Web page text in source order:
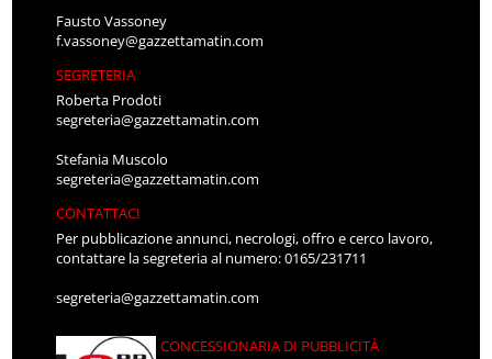
Fausto Vassoney
f.vassoney@gazzettamatin.com
SEGRETERIA
Roberta Prodoti
segreteria@gazzettamatin.com
Stefania Muscolo
segreteria@gazzettamatin.com
CONTATTACI
Per pubblicazione annunci, necrologi, offro e cerco lavoro,
contattare la segreteria al numero: 0165/231711
segreteria@gazzettamatin.com
CONCESSIONARIA DI PUBBLICITÀ